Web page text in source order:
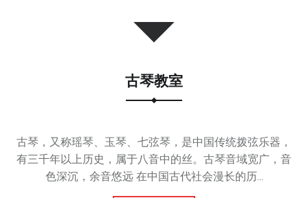
古琴教室
古琴，又称瑶琴、玉琴、七弦琴，是中国传统拨弦乐器，
有三千年以上历史，属于八音中的丝。古琴音域宽广，音
色深沉，余音悠远 在中国古代社会漫长的历...